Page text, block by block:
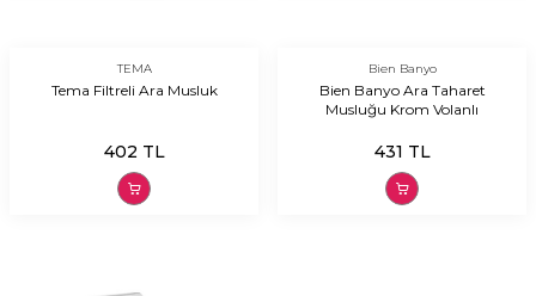
TEMA
Tema Filtreli Ara Musluk
402 TL
Bien Banyo
Bien Banyo Ara Taharet
Musluğu Krom Volanlı
431 TL